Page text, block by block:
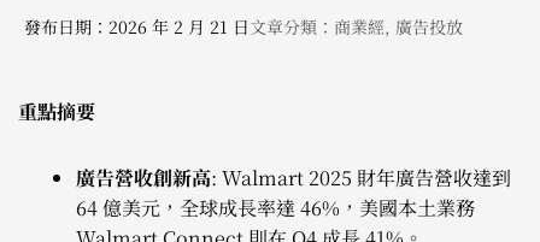
發布日期：2026 年 2 月 21 日文章分類： 商業經, 廣告投放
重點摘要
廣告營收創新高: Walmart 2025 財年廣告營收達到
64 億美元，全球成長率達 46%，美國本土業務